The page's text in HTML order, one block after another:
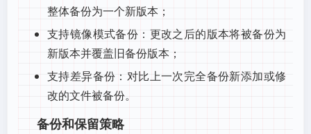
整体备份为一个新版本；
支持镜像模式备份：更改之后的版本将被备份为
新版本并覆盖旧备份版本；
支持差异备份：对比上一次完全备份新添加或修
改的文件被备份。
备份和保留策略